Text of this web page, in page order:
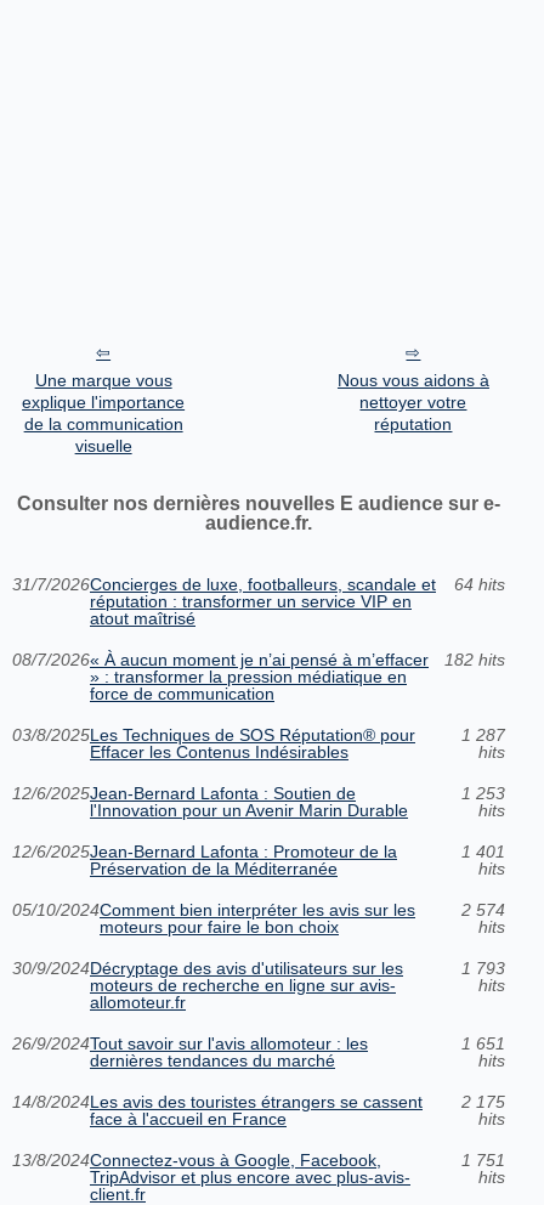
Une marque vous
explique l'importance
de la communication
visuelle
Nous vous aidons à
nettoyer votre
réputation
Consulter nos dernières nouvelles E audience sur e-
audience.fr.
31/7/2026Concierges de luxe, footballeurs, scandale et
réputation : transformer un service VIP en
atout maîtrisé
64 hits
08/7/2026« À aucun moment je n’ai pensé à m’effacer
» : transformer la pression médiatique en
force de communication
182 hits
03/8/2025Les Techniques de SOS Réputation® pour
Effacer les Contenus Indésirables
1 287
hits
12/6/2025Jean-Bernard Lafonta : Soutien de
l'Innovation pour un Avenir Marin Durable
1 253
hits
12/6/2025Jean-Bernard Lafonta : Promoteur de la
Préservation de la Méditerranée
1 401
hits
05/10/2024Comment bien interpréter les avis sur les
moteurs pour faire le bon choix
2 574
hits
30/9/2024Décryptage des avis d'utilisateurs sur les
moteurs de recherche en ligne sur avis-
allomoteur.fr
1 793
hits
26/9/2024Tout savoir sur l'avis allomoteur : les
dernières tendances du marché
1 651
hits
14/8/2024Les avis des touristes étrangers se cassent
face à l'accueil en France
2 175
hits
13/8/2024Connectez-vous à Google, Facebook,
TripAdvisor et plus encore avec plus-avis-
client.fr
1 751
hits